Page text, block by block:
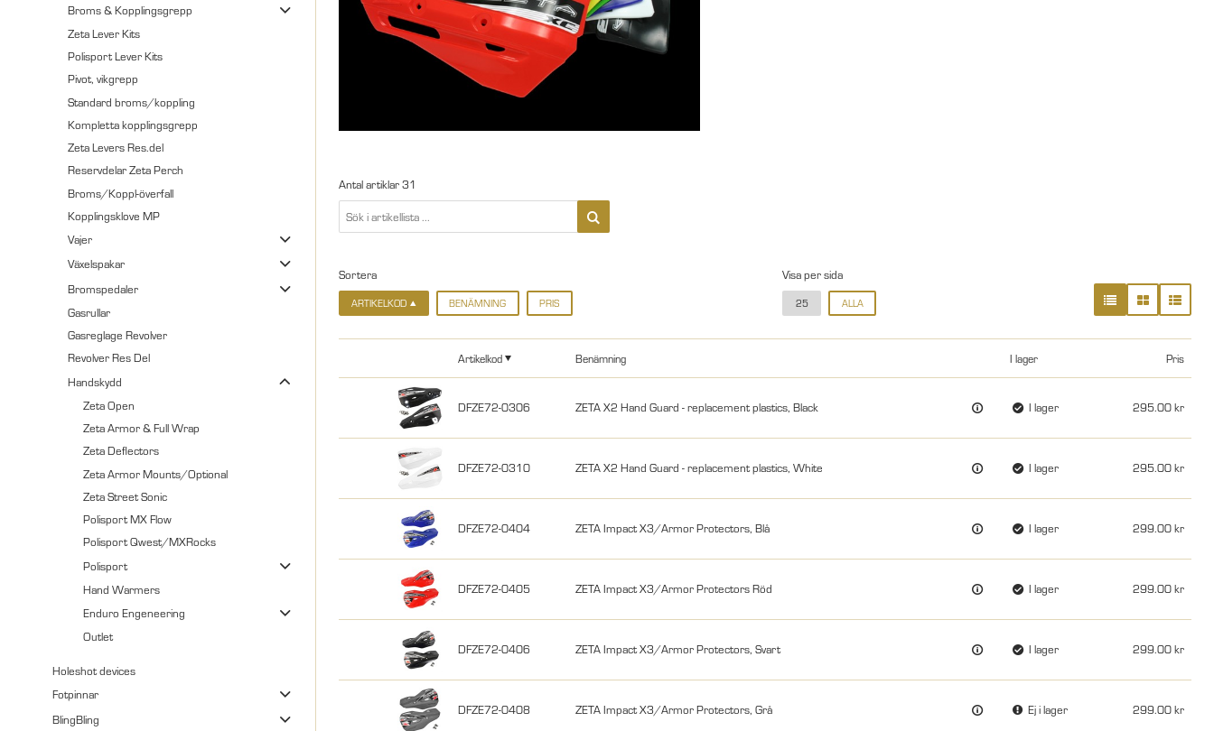
Broms & Kopplingsgrepp
Zeta Lever Kits
Polisport Lever Kits
Pivot, vikgrepp
Standard broms/koppling
Kompletta kopplingsgrepp
Zeta Levers Res.del
Reservdelar Zeta Perch
Broms/Koppl-överfall
Kopplingsklove MP
Vajer
Växelspakar
Bromspedaler
Gasrullar
Gasreglage Revolver
Revolver Res Del
Handskydd
Zeta Open
Zeta Armor & Full Wrap
Zeta Deflectors
Zeta Armor Mounts/Optional
Zeta Street Sonic
Polisport MX Flow
Polisport Qwest/MXRocks
Polisport
Hand Warmers
Enduro Engeneering
Outlet
Holeshot devices
Fotpinnar
BlingBling
Antal artiklar31
Sortera
ARTIKELKOD BENÄMNING PRIS
Visa per sida
25 ALLA
Artikelkod Benämning I lager Pris
DFZE72-0306 ZETA X2 Hand Guard - replacement plastics, Black I lager 295.00
DFZE72-0310 ZETA X2 Hand Guard - replacement plastics, White I lager 295.00
DFZE72-0404 ZETA Impact X3/Armor Protectors, Blå I lager 299.00
DFZE72-0405 ZETA Impact X3/Armor Protectors Röd I lager 299.00
DFZE72-0406 ZETA Impact X3/Armor Protectors, Svart I lager 299.00
DFZE72-0408 ZETA Impact X3/Armor Protectors, Grå Ej i lager 299.00